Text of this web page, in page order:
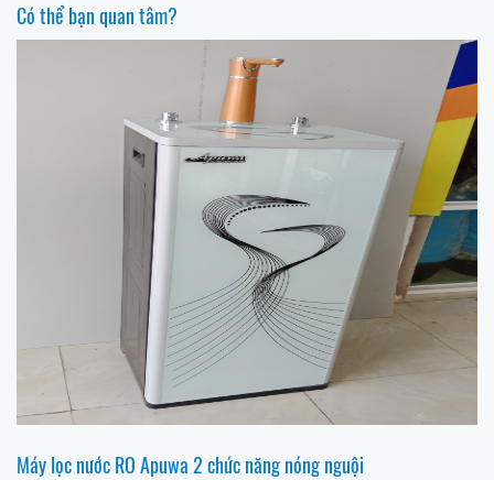
Có thể bạn quan tâm?
Máy lọc nước RO Apuwa 2 chức năng nóng nguội